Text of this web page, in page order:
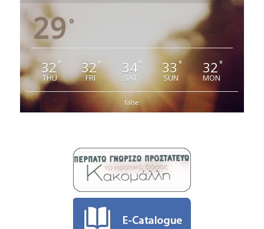
29 °
32°
THU
32°
FRI
34°
SAT
33 °
SUN
32°
MON
false